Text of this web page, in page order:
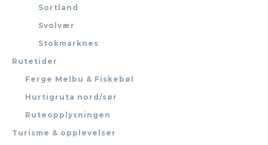
Sortland
Svolvær
Stokmarknes
Rutetider
Ferge Melbu & Fiskebøl
Hurtigruta nord/sør
Ruteopplysningen
Turisme & opplevelser